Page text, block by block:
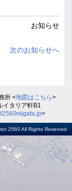
お知らせ
次のお知らせへ
所 <地図はこちら>
イタリア軒B1
>
2560 All Rights Reserved